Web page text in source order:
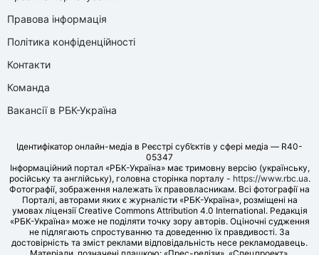
Правова інформація
Політика конфіденційності
Контакти
Команда
Вакансії в РБК-Україна
Ідентифікатор онлайн-медіа в Реєстрі суб’єктів у сфері медіа — R40-
05347
Інформаційний портал «РБК-Україна» має тримовну версію (українську,
російську та англійську), головна сторінка порталу - https://www.rbc.ua.
Фотографії, зображення належать їх правовласникам. Всі фотографії на
Порталі, авторами яких є журналісти «РБК-Україна», розміщені на
умовах ліцензії Creative Commons Attribution 4.0 International. Редакція
«РБК-Україна» може не поділяти точку зору авторів. Оціночні судження
не підлягають спростуванню та доведенню їх правдивості. За
достовірність та зміст реклами відповідальність несе рекламодавець.